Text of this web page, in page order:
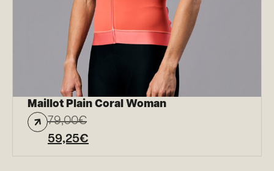
Maillot Plain Coral Woman
79,00€
59,25€